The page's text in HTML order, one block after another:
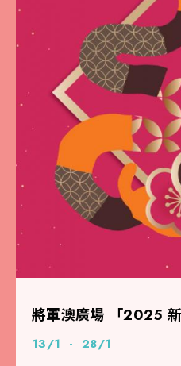
將軍澳廣場 「2025 新
13/1 - 28/1